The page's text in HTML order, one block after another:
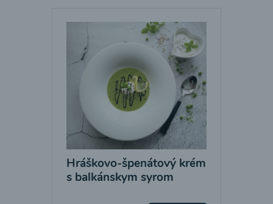
Hráškovo-špenátový krém
s balkánskym syrom